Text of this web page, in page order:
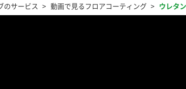
EPCOAT EPCOAT-M
ショールーム横浜 ミニSR東京渋谷
のサービス 動画で見るフロアコーティング ウレタ